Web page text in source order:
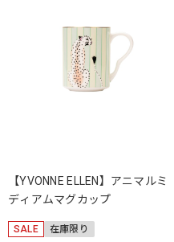
【YVONNE ELLEN】アニマルミ
ディアムマグカップ
SALE 在庫限り